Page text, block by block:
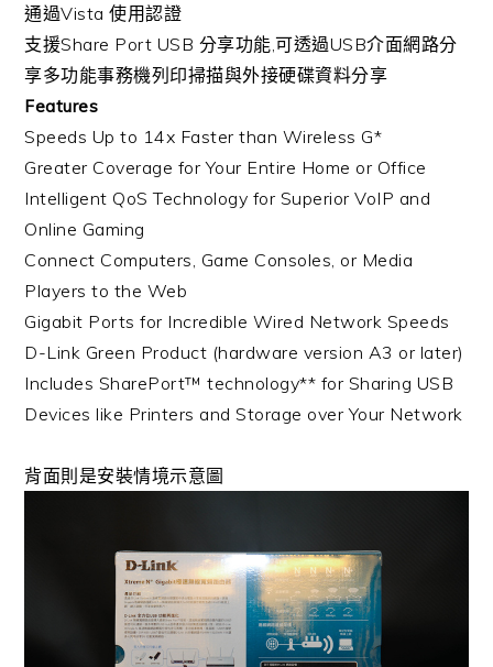
通過Vista 使用認證
支援Share Port USB 分享功能,可透過USB介面網路分
享多功能事務機列印掃描與外接硬碟資料分享
Features
Speeds Up to 14x Faster than Wireless G*
Greater Coverage for Your Entire Home or Office
Intelligent QoS Technology for Superior VoIP and
Online Gaming
Connect Computers, Game Consoles, or Media
Players to the Web
Gigabit Ports for Incredible Wired Network Speeds
D-Link Green Product (hardware version A3 or later)
Includes SharePort™ technology** for Sharing USB
Devices like Printers and Storage over Your Network
背面則是安裝情境示意圖